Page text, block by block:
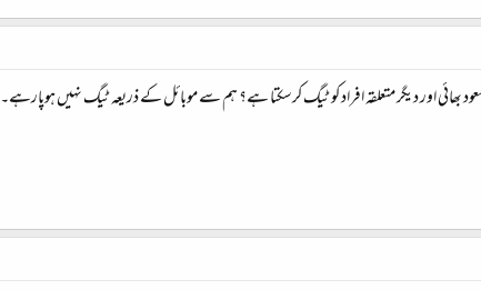
بھائی اور دیگر متعلقہ افراد کو ٹیگ کرسکتا ہے؟ ہم سے موبائل کے ذریعہ ٹیگ نہیں ہوپارہے۔